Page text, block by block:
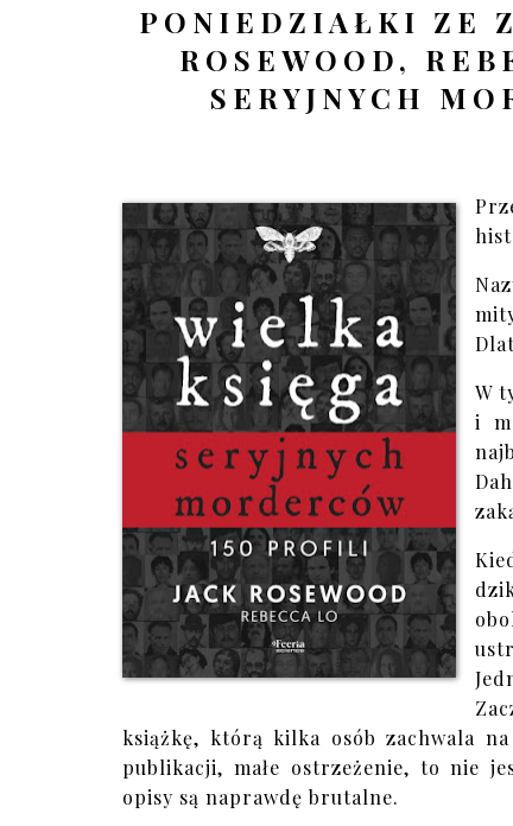
PONIEDZIAŁKI ZE
ROSEWOOD,
SERYJNYCH
W
i
książkę, którą kilka osób zachwala
publikacji, małe ostrzeżenie, to nie
opisy są naprawdę brutalne.